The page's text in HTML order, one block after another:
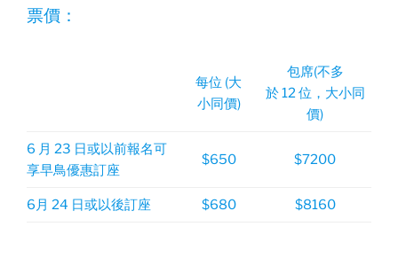
票價：
每位 (大
小同價)
包席(不多
於 12 位，大小同
價)
6 月 23 日或以前報名可
享早鳥優惠訂座
$650 $7200
6月 24 日或以後訂座 $680 $8160